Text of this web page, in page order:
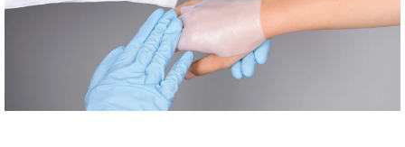
鍾智育博士
業務開發總監
業務開發部